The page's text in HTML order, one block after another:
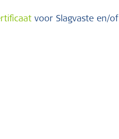
voor Slagvaste en/of